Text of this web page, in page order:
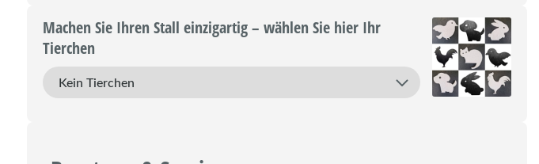
Machen Sie Ihren Stall einzigartig – wählen Sie hier Ihr
Tierchen